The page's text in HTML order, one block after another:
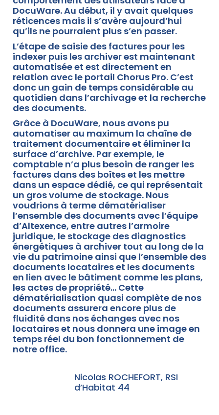
DocuWare. Au début, il y avait quelques
réticences mais il s’avère aujourd’hui
qu’ils ne pourraient plus s’en passer.
L’étape de saisie des factures pour les
indexer puis les archiver est maintenant
automatisée et est directement en
relation avec le portail Chorus Pro. C’est
donc un gain de temps considérable au
quotidien dans l’archivage et la recherche
des documents.
Grâce à DocuWare, nous avons pu
automatiser au maximum la chaîne de
traitement documentaire et éliminer la
surface d’archive. Par exemple, le
comptable n’a plus besoin de ranger les
factures dans des boîtes et les mettre
dans un espace dédié, ce qui représentait
un gros volume de stockage. Nous
voudrions à terme dématérialiser
l’ensemble des documents avec l’équipe
d’Altexence, entre autres l’armoire
juridique, le stockage des diagnostics
énergétiques à archiver tout au long de la
vie du patrimoine ainsi que l’ensemble des
documents locataires et les documents
en lien avec le bâtiment comme les plans,
les actes de propriété… Cette
dématérialisation quasi complète de nos
documents assurera encore plus de
fluidité dans nos échanges avec nos
locataires et nous donnera une image en
temps réel du bon fonctionnement de
notre office.
Nicolas ROCHEFORT, RSI
d’Habitat 44